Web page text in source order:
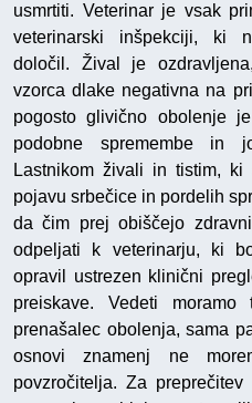
usmrtiti. Veterinar je vsak
veterinarski inšpekciji, ki
določil. Žival je
vzorca dlake negativna na
pogosto glivično obolenje
podobne spremembe in
Lastnikom živali in tistim,
pojavu srbečice in pordelih
da čim prej obiščejo
odpeljati k veterinarju, ki
opravil ustrezen klinični
preiskave. Vedeti
prenašalec obolenja, sama
osnovi znamenj ne
povzročitelja. Za